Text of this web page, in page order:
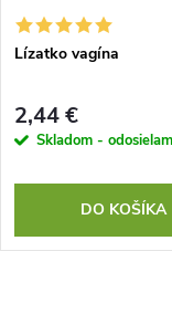
Lízatko vagína
2,44 €
Skladom -
DO KOŠÍKA